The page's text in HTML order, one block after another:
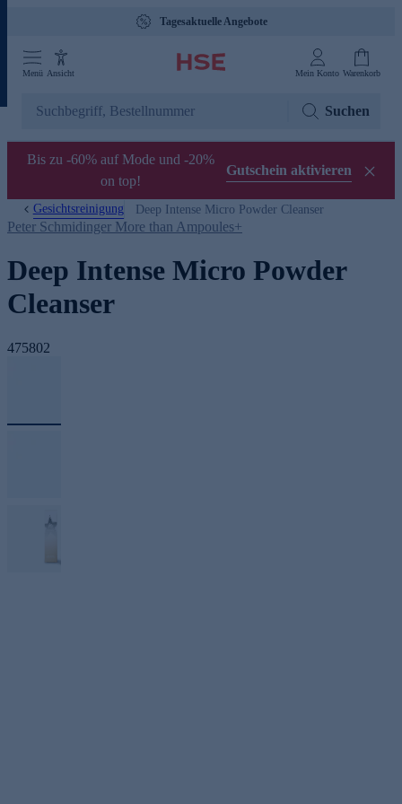
Tagesaktuelle Angebote
Menü Ansicht Mein Konto Warenkorb
Suchen
Bis zu -60% auf Mode und -20%
on top!
Gutschein aktivieren
Gesichtsreinigung Deep Intense Micro Powder Cleanser
Peter Schmidinger More than Ampoules+
Deep Intense Micro Powder
Cleanser
475802